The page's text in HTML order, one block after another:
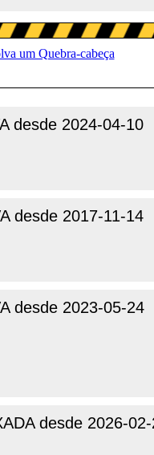
desde 2024-04-10
desde 2017-11-14
desde 2023-05-24
desde 2026-